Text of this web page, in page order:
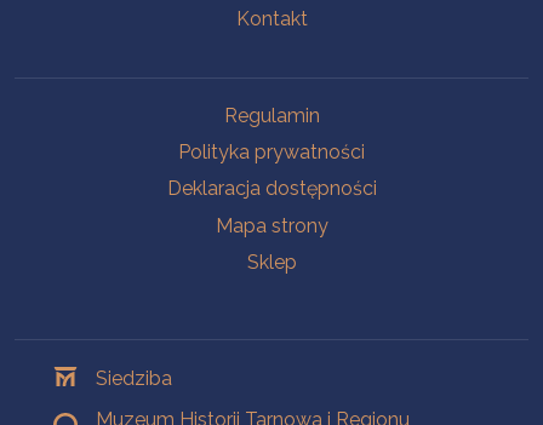
Kontakt
Regulamin
Polityka prywatności
Deklaracja dostępności
Mapa strony
Sklep
Siedziba
Muzeum Historii Tarnowa i Regionu